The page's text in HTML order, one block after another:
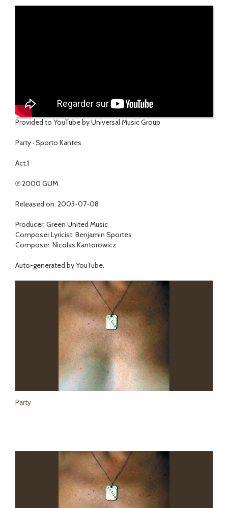
Provided to YouTube by Universal Music Group
Party · Sporto Kantes
Act.1
℗ 2000 GUM
Released on: 2003-07-08
Producer: Green United Music
Composer Lyricist: Benjamin Sportes
Composer: Nicolas Kantorowicz
Auto-generated by YouTube.
Party